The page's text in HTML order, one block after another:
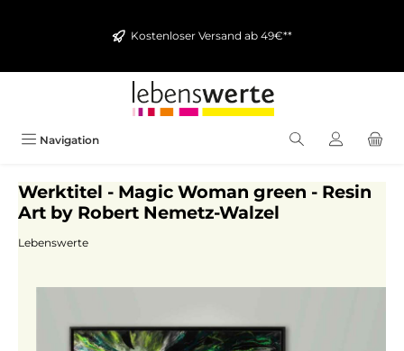
Kostenloser Versand ab 49€**
Navigation
Werktitel - Magic Woman green - Resin
Art by Robert Nemetz-Walzel
Lebenswerte